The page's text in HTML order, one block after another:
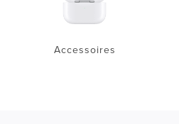
Accessoires